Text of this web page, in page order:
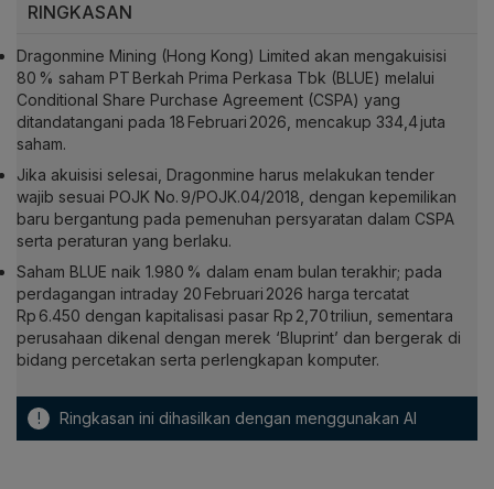
RINGKASAN
Dragonmine Mining (Hong Kong) Limited akan mengakuisisi
80 % saham PT Berkah Prima Perkasa Tbk (BLUE) melalui
Conditional Share Purchase Agreement (CSPA) yang
ditandatangani pada 18 Februari 2026, mencakup 334,4 juta
saham.
Jika akuisisi selesai, Dragonmine harus melakukan tender
wajib sesuai POJK No. 9/POJK.04/2018, dengan kepemilikan
baru bergantung pada pemenuhan persyaratan dalam CSPA
serta peraturan yang berlaku.
Saham BLUE naik 1.980 % dalam enam bulan terakhir; pada
perdagangan intraday 20 Februari 2026 harga tercatat
Rp 6.450 dengan kapitalisasi pasar Rp 2,70 triliun, sementara
perusahaan dikenal dengan merek ‘Bluprint’ dan bergerak di
bidang percetakan serta perlengkapan komputer.
! Ringkasan ini dihasilkan dengan menggunakan AI